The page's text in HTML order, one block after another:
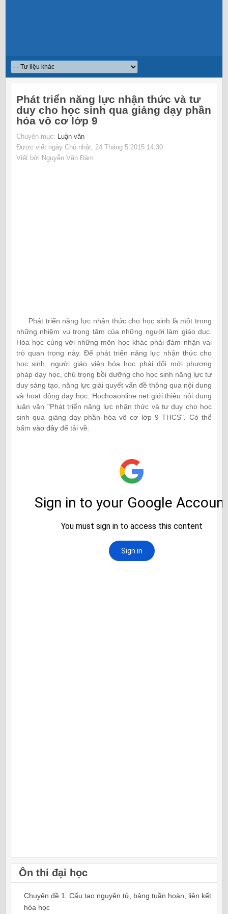
Phát triển năng lực nhận thức và tư
duy cho học sinh qua giảng dạy phần
hóa vô cơ lớp 9
Chuyên mục: Luận văn
Được viết ngày Chủ nhật, 24 Tháng 5 2015 14:30
Viết bởi Nguyễn Văn Đàm
Phát triển năng lực nhận thức cho học sinh là một trong
những nhiệm vụ trọng tâm của những người làm giáo dục.
Hóa học cùng với những môn học khác phải đảm nhận vai
trò quan trọng này. Để phát triển năng lực nhận thức cho
học sinh, người giáo viên hóa học phải đổi mới phương
pháp dạy học, chú trọng bồi dưỡng cho học sinh năng lực tư
duy sáng tạo, năng lực giải quyết vấn đề thông qua nội dung
và hoạt động dạy học. Hochoaonline.net giới thiệu nội dung
luận văn "Phát triển năng lực nhận thức và tư duy cho học
sinh qua giảng dạy phần hóa vô cơ lớp 9 THCS". Có thể
bấm vào đây để tải về.
Ôn thi đại học
Chuyên đề 1. Cấu tạo nguyên tử, bảng tuần hoàn, liên kết
hóa học